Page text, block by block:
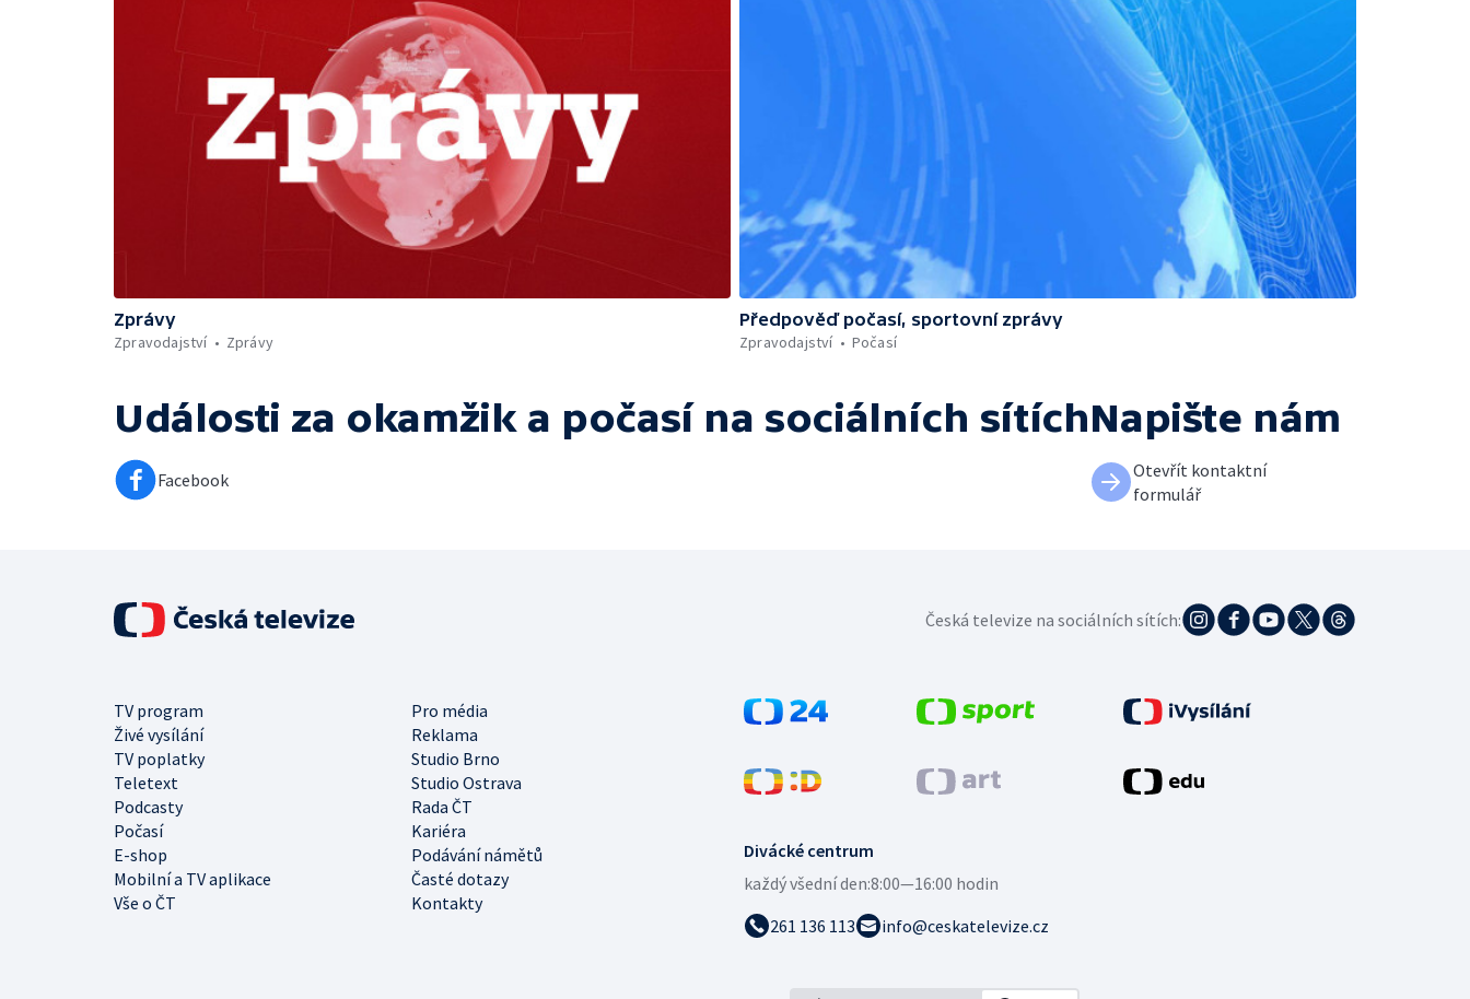
Zprávy
Zpravodajství
Zprávy
Předpověď počasí, sportovní zprávy
Zpravodajství
Počasí
Události za okamžik a počasí na sociálních sítích
Facebook
Napište nám
Otevřít kontaktní
formulář
Divácké centrum
každý všední den:8:00—16:00 hodin
261 136 113
info@ceskatelevize.cz
TV program
Pro média
Živé vysílání
Reklama
TV poplatky
Studio Brno
Teletext
Studio Ostrava
Podcasty
Rada ČT
Počasí
Kariéra
E-shop
Podávání námětů
Mobilní a TV aplikace
Časté dotazy
Vše o ČT
Kontakty
Česká televize na sociálních sítích: